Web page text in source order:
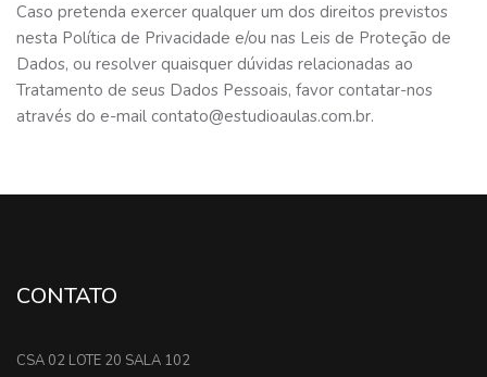
Caso pretenda exercer qualquer um dos direitos previstos
nesta Política de Privacidade e/ou nas Leis de Proteção de
Dados, ou resolver quaisquer dúvidas relacionadas ao
Tratamento de seus Dados Pessoais, favor contatar-nos
através do e-mail contato@estudioaulas.com.br.
CONTATO
CSA 02 LOTE 20 SALA 102